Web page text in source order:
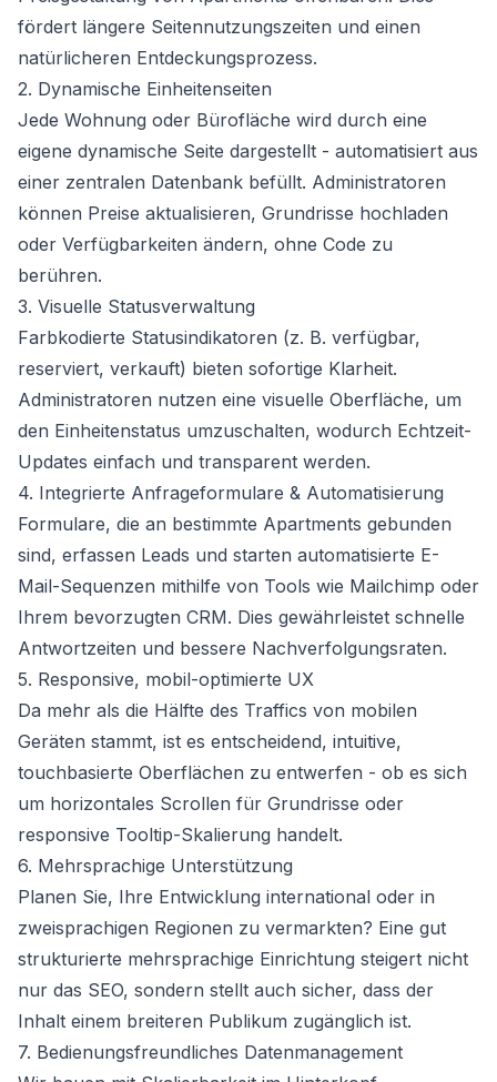
fördert längere Seitennutzungszeiten und einen
natürlicheren Entdeckungsprozess.
2. Dynamische Einheitenseiten
Jede Wohnung oder Bürofläche wird durch eine
eigene dynamische Seite dargestellt - automatisiert aus
einer zentralen Datenbank befüllt. Administratoren
können Preise aktualisieren, Grundrisse hochladen
oder Verfügbarkeiten ändern, ohne Code zu
berühren.
3. Visuelle Statusverwaltung
Farbkodierte Statusindikatoren (z. B. verfügbar,
reserviert, verkauft) bieten sofortige Klarheit.
Administratoren nutzen eine visuelle Oberfläche, um
den Einheitenstatus umzuschalten, wodurch Echtzeit-
Updates einfach und transparent werden.
4. Integrierte Anfrageformulare & Automatisierung
Formulare, die an bestimmte Apartments gebunden
sind, erfassen Leads und starten automatisierte E-
Mail-Sequenzen mithilfe von Tools wie Mailchimp oder
Ihrem bevorzugten CRM. Dies gewährleistet schnelle
Antwortzeiten und bessere Nachverfolgungsraten.
5. Responsive, mobil-optimierte UX
Da mehr als die Hälfte des Traffics von mobilen
Geräten stammt, ist es entscheidend, intuitive,
touchbasierte Oberflächen zu entwerfen - ob es sich
um horizontales Scrollen für Grundrisse oder
responsive Tooltip-Skalierung handelt.
6. Mehrsprachige Unterstützung
Planen Sie, Ihre Entwicklung international oder in
zweisprachigen Regionen zu vermarkten? Eine gut
strukturierte mehrsprachige Einrichtung steigert nicht
nur das SEO, sondern stellt auch sicher, dass der
Inhalt einem breiteren Publikum zugänglich ist.
7. Bedienungsfreundliches Datenmanagement